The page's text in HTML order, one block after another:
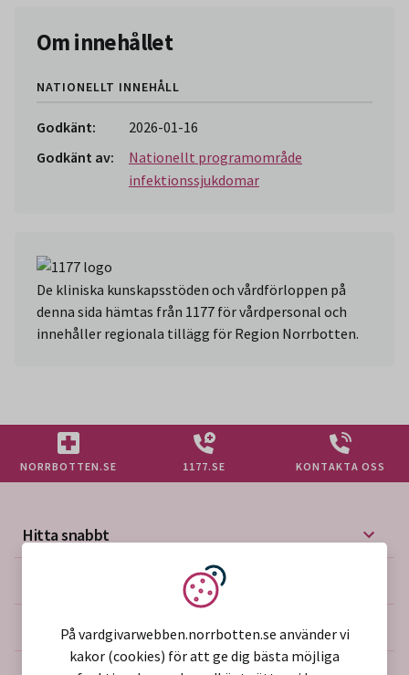
Om innehållet
NATIONELLT INNEHÅLL
Godkänt:
2026-01-16
Godkänt av:
Nationellt programområde
infektionssjukdomar
De kliniska kunskapsstöden och vårdförloppen på
denna sida hämtas från 1177 för vårdpersonal och
innehåller regionala tillägg för Region Norrbotten.
NORRBOTTEN.SE 1177.SE KONTAKTA OSS
Hitta snabbt
Mer på vårdgivarwebben
Om webbplatsen
Vi använder kakor
På vardgivarwebben.norrbotten.se använder vi
kakor (cookies) för att ge dig bästa möjliga